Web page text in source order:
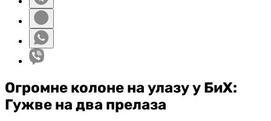
Огромне колоне на улазу у БиХ:
Гужве на два прелаза